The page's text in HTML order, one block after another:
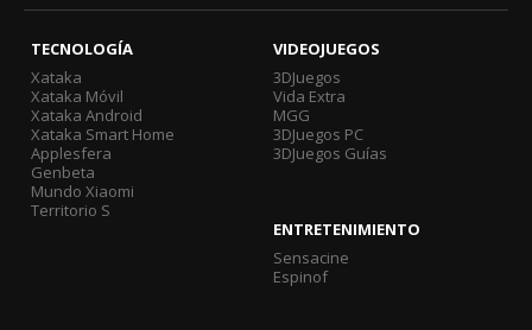
TECNOLOGÍA
Xataka
Xataka Móvil
Xataka Android
Xataka Smart Home
Applesfera
Genbeta
Mundo Xiaomi
Territorio S
VIDEOJUEGOS
3DJuegos
Vida Extra
MGG
3DJuegos PC
3DJuegos Guías
ENTRETENIMIENTO
Sensacine
Espinof